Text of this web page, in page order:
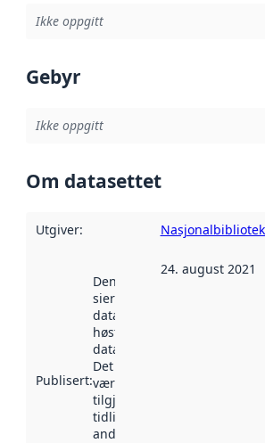
Ikke oppgitt
Gebyr
Ikke oppgitt
Om datasettet
Utgiver:
Publisert:
Denne datoen
sier når
datasettet ble
høstet av
data.norge.no.
Det kan ha
vært
tilgjengelig
tidligere
andre steder.
24. august 2021